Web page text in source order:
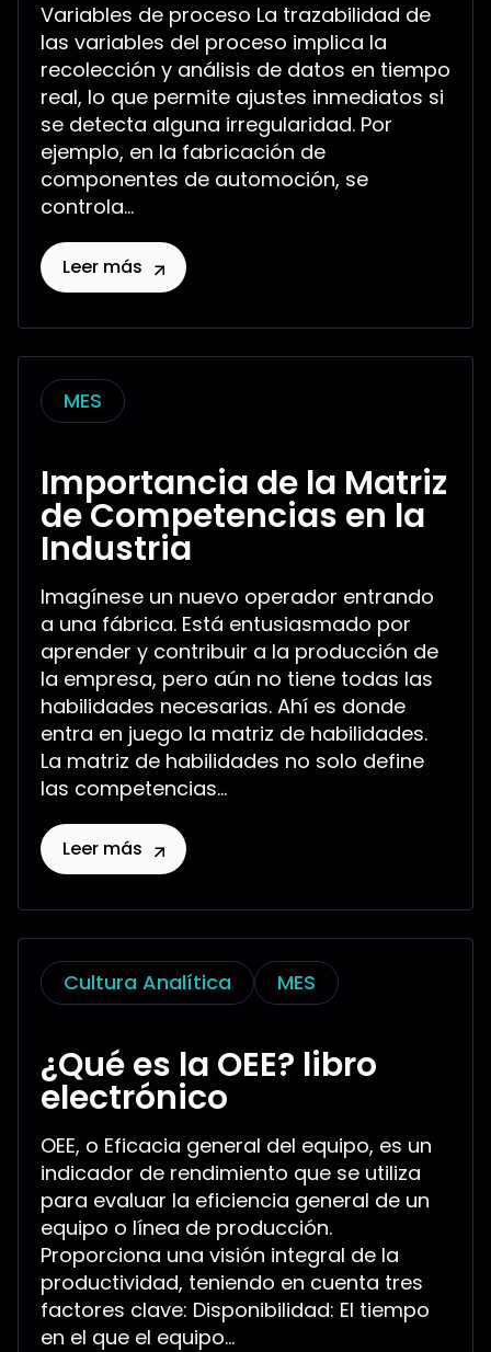
Variables de proceso La trazabilidad de
las variables del proceso implica la
recolección y análisis de datos en tiempo
real, lo que permite ajustes inmediatos si
se detecta alguna irregularidad. Por
ejemplo, en la fabricación de
componentes de automoción, se
controla...
Leer más
MES
Importancia de la Matriz
de Competencias en la
Industria
Imagínese un nuevo operador entrando
a una fábrica. Está entusiasmado por
aprender y contribuir a la producción de
la empresa, pero aún no tiene todas las
habilidades necesarias. Ahí es donde
entra en juego la matriz de habilidades.
La matriz de habilidades no solo define
las competencias...
Leer más
Cultura Analítica MES
¿Qué es la OEE? libro
electrónico
OEE, o Eficacia general del equipo, es un
indicador de rendimiento que se utiliza
para evaluar la eficiencia general de un
equipo o línea de producción.
Proporciona una visión integral de la
productividad, teniendo en cuenta tres
factores clave: Disponibilidad: El tiempo
en el que el equipo...